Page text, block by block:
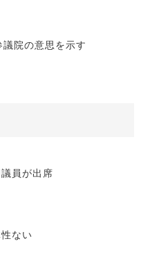
院の意思を示す
員が出席
ない